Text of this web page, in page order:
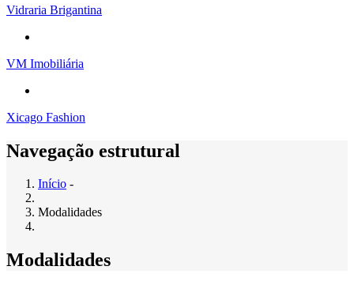
Vidraria Brigantina
VM Imobiliária
Xicago Fashion
Navegação estrutural
Início -
Modalidades
Modalidades